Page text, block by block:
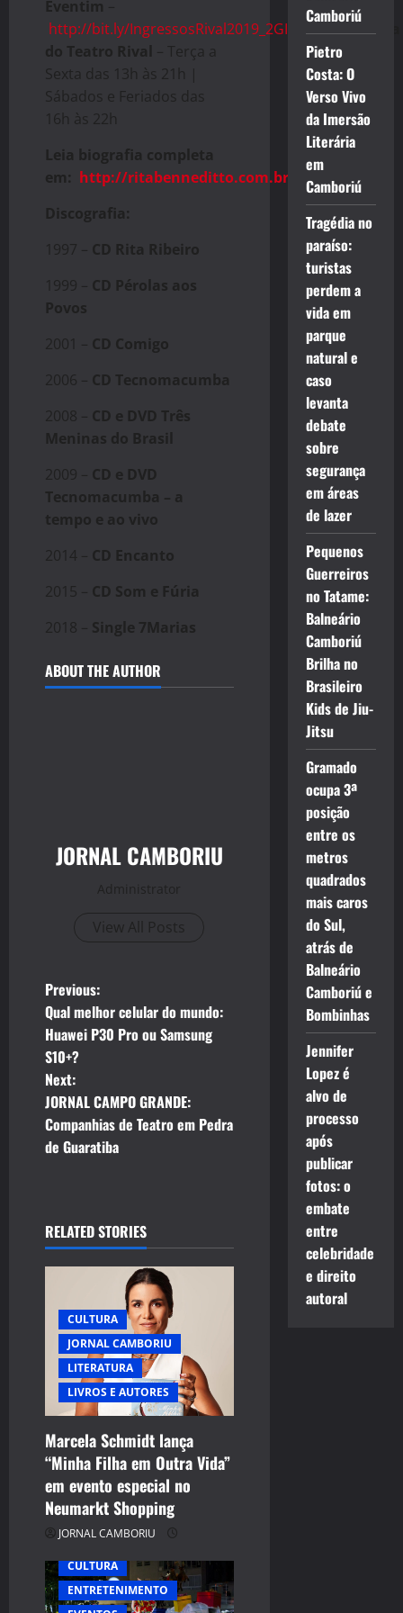
Eventim –
http://bit.ly/IngressosRival2019_2GIaEKp.Bilheteria
do Teatro Rival – Terça a
Sexta das 13h às 21h |
Sábados e Feriados das
16h às 22h
Leia biografia completa
em: http://ritabenneditto.com.br/biografia/
Discografia:
1997 – CD Rita Ribeiro
1999 – CD Pérolas aos
Povos
2001 – CD Comigo
2006 – CD Tecnomacumba
2008 – CD e DVD Três
Meninas do Brasil
2009 – CD e DVD
Tecnomacumba – a
tempo e ao vivo
2014 – CD Encanto
2015 – CD Som e Fúria
2018 – Single 7Marias
ABOUT THE AUTHOR
JORNAL CAMBORIU
Administrator
View All Posts
P
o
s
t
n
v
i
i
o
n
Previous:
Qual melhor celular do mundo:
Huawei P30 Pro ou Samsung
S10+?
Next:
JORNAL CAMPO GRANDE:
Companhias de Teatro em Pedra
de Guaratiba
RELATED STORIES
CULTURA
JORNAL CAMBORIU
LITERATURA
LIVROS E AUTORES
Marcela Schmidt lança
“Minha Filha em Outra Vida”
em evento especial no
Neumarkt Shopping
JORNAL CAMBORIU
CULTURA
ENTRETENIMENTO
Camboriú
Pietro
Costa: O
Verso Vivo
da Imersão
Literária
em
Camboriú
Tragédia no
paraíso:
turistas
perdem a
vida em
parque
natural e
caso
levanta
debate
sobre
segurança
em áreas
de lazer
Pequenos
Guerreiros
no Tatame:
Balneário
Camboriú
Brilha no
Brasileiro
Kids de Jiu-
Jitsu
Gramado
ocupa 3ª
posição
entre os
metros
quadrados
mais caros
do Sul,
atrás de
Balneário
Camboriú e
Bombinhas
Jennifer
Lopez é
alvo de
processo
após
publicar
fotos: o
embate
entre
celebridade
e direito
autoral